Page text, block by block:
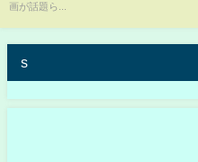
画が話題ら...
s